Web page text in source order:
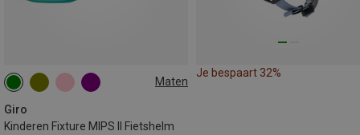
Maten
Giro
Kinderen Fixture MIPS II Fietshelm
50-57CM
Je bespaart 32%